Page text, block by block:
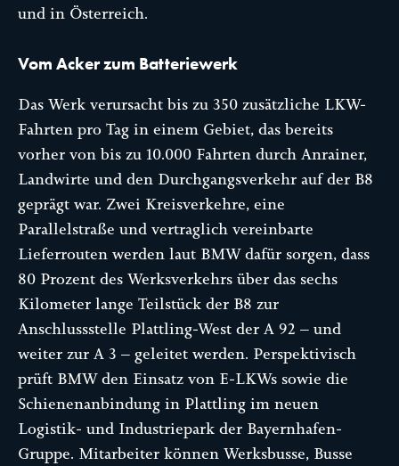
und in Österreich.
Vom Acker zum Batteriewerk
Das Werk verursacht bis zu 350 zusätzliche LKW-
Fahrten pro Tag in einem Gebiet, das bereits
vorher von bis zu 10.000 Fahrten durch Anrainer,
Landwirte und den Durchgangsverkehr auf der B8
geprägt war. Zwei Kreisverkehre, eine
Parallelstraße und vertraglich vereinbarte
Lieferrouten werden laut BMW dafür sorgen, dass
80 Prozent des Werksverkehrs über das sechs
Kilometer lange Teilstück der B8 zur
Anschlussstelle Plattling-West der A 92 – und
weiter zur A 3 – geleitet werden. Perspektivisch
prüft BMW den Einsatz von E-LKWs sowie die
Schienenanbindung in Plattling im neuen
Logistik- und Industriepark der Bayernhafen-
Gruppe. Mitarbeiter können Werksbusse, Busse